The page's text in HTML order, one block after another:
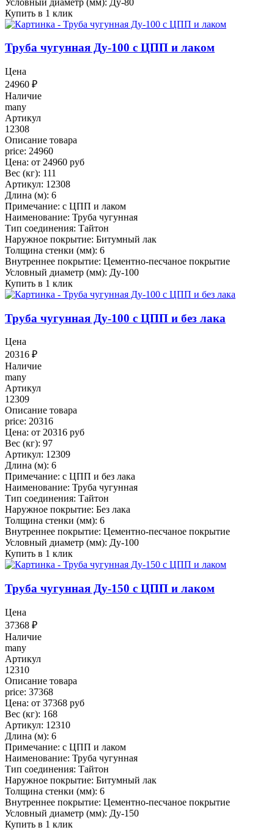
Купить в 1 клик
Труба чугунная Ду-100 с ЦПП и лаком
Цена
24960 ₽
Наличие
many
Артикул
12308
Описание товара
price: 24960
Цена: от 24960 руб
Вес (кг): 111
Артикул: 12308
Длина (м): 6
Примечание: с ЦПП и лаком
Наименование: Труба чугунная
Тип соединения: Тайтон
Наружное покрытие: Битумный лак
Толщина стенки (мм): 6
Внутреннее покрытие: Цементно-песчаное покрытие
Условный диаметр (мм): Ду-100
Купить в 1 клик
Труба чугунная Ду-100 с ЦПП и без лака
Цена
20316 ₽
Наличие
many
Артикул
12309
Описание товара
price: 20316
Цена: от 20316 руб
Вес (кг): 97
Артикул: 12309
Длина (м): 6
Примечание: с ЦПП и без лака
Наименование: Труба чугунная
Тип соединения: Тайтон
Наружное покрытие: Без лака
Толщина стенки (мм): 6
Внутреннее покрытие: Цементно-песчаное покрытие
Условный диаметр (мм): Ду-100
Купить в 1 клик
Труба чугунная Ду-150 с ЦПП и лаком
Цена
37368 ₽
Наличие
many
Артикул
12310
Описание товара
price: 37368
Цена: от 37368 руб
Вес (кг): 168
Артикул: 12310
Длина (м): 6
Примечание: с ЦПП и лаком
Наименование: Труба чугунная
Тип соединения: Тайтон
Наружное покрытие: Битумный лак
Толщина стенки (мм): 6
Внутреннее покрытие: Цементно-песчаное покрытие
Условный диаметр (мм): Ду-150
Купить в 1 клик